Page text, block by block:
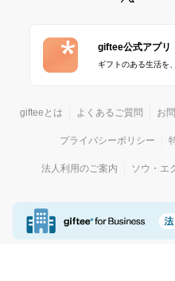
giftee公式アプリ
ギフトのある生活を
gifteeとは よくあるご質問 お
プライバシーポリシー
法人利用のご案内 ソウ・エ